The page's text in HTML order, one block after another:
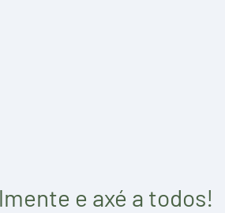
e axé a todos!